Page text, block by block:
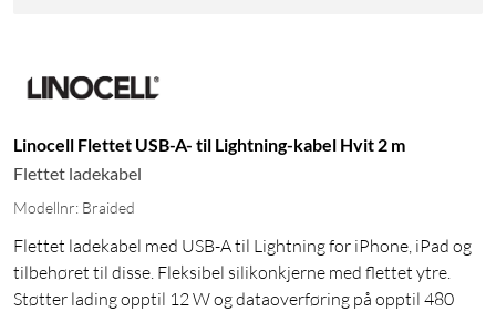
Linocell Flettet USB-A- til Lightning-kabel Hvit 2 m
Flettet ladekabel
Modellnr: Braided
Flettet ladekabel med USB-A til Lightning for iPhone, iPad og
tilbehøret til disse. Fleksibel silikonkjerne med flettet ytre.
Støtter lading opptil 12 W og dataoverføring på opptil 480